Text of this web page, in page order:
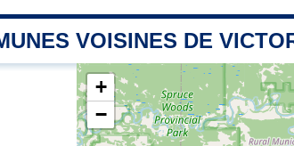
VOISINES DE
+
−